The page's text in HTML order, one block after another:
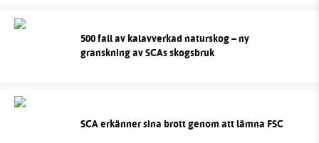
500 fall av kalavverkad naturskog – ny
granskning av SCAs skogsbruk
SCA erkänner sina brott genom att lämna FSC